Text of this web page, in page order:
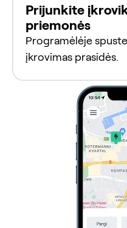
Prijunkite
priemonės
Programėlėje
įkrovimas prasidės.